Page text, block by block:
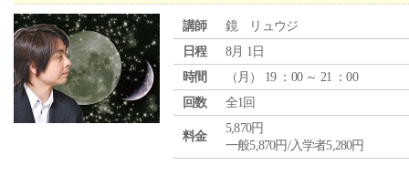
講師
鏡 リュウジ
日程
8月 1日
時間
（ 月 ） 19 ：00 ～ 21 ：00
回数
全1回
料金
5,870円
一般5,870円/入学者5,280円